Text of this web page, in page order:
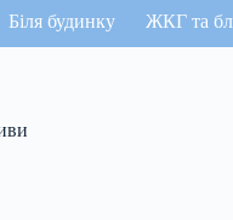
Біля будинку ЖКГ та